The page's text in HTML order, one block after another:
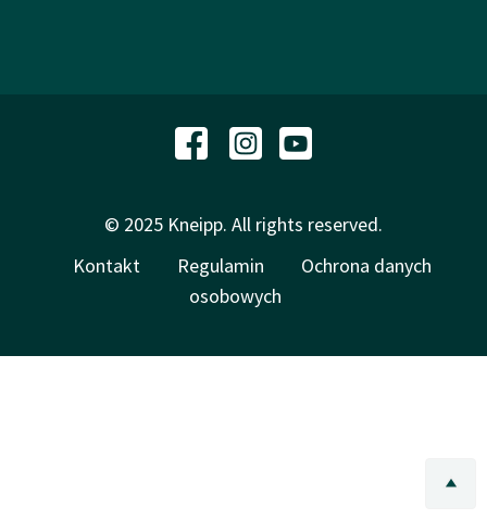
© 2025 Kneipp. All rights reserved.
Kontakt
Regulamin
Ochrona danych
osobowych